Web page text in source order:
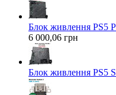
Блок живлення PS5
6 000,06 грн
Блок живлення PS5